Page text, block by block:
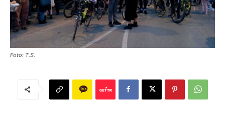
Foto: T.S.